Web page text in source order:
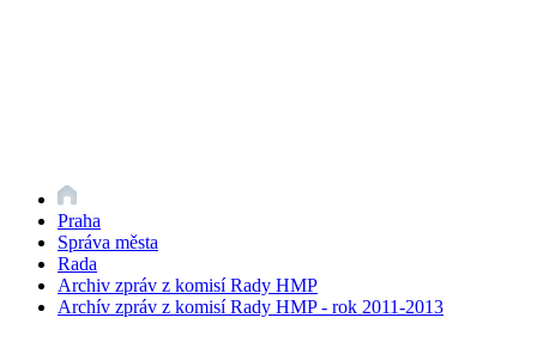
Praha
Správa města
Rada
Archiv zpráv z komisí Rady HMP
Archív zpráv z komisí Rady HMP - rok 2011-2013